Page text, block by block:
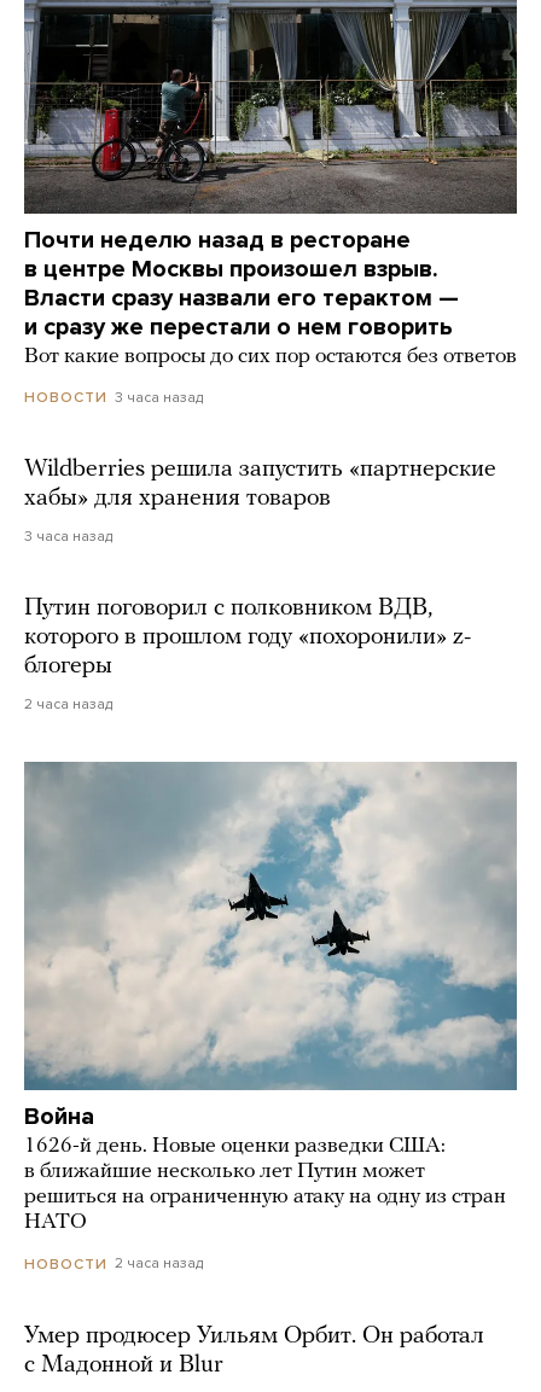
Почти неделю назад в ресторане
в центре Москвы произошел взрыв.
Власти сразу назвали его терактом —
и сразу же перестали о нем говорить
Вот какие вопросы до сих пор остаются без ответов
НОВОСТИ 3 часа назад
Wildberries решила запустить «партнерские
хабы» для хранения товаров
3 часа назад
Путин поговорил с полковником ВДВ,
которого в прошлом году «похоронили» z-
блогеры
2 часа назад
Война
1626-й день. Новые оценки разведки США:
в ближайшие несколько лет Путин может
решиться на ограниченную атаку на одну из стран
НАТО
НОВОСТИ 2 часа назад
Умер продюсер Уильям Орбит. Он работал
с Мадонной и Blur